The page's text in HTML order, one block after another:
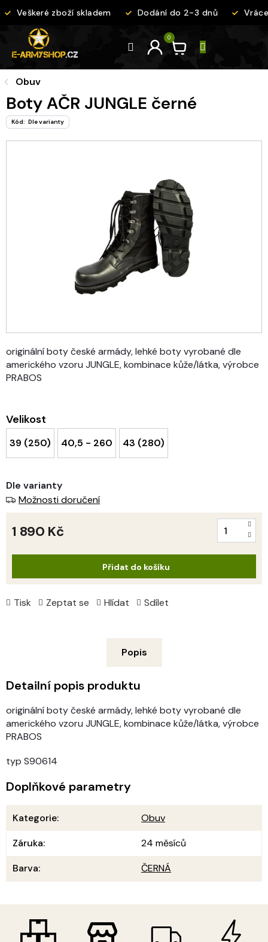
na
Veškeré zboží skladem Dodání do 2-3 dnů
Obuv
Boty AČR JUNGLE černé
Kód: Dle varianty
Velikost
39 (250) 40,5 - 260 43 (280)
originální boty české armády, lehké boty vyrobané dle
amerického vzoru JUNGLE, kombinace kůže/látka, výrobce
PRABOS
Tisk Zeptat se Hlídat Sdílet
Dle varianty
Možnosti doručení
1 890 Kč
Přidat do košíku
Popis
Detailní popis produktu
originální boty české armády, lehké boty vyrobané dle
amerického vzoru JUNGLE, kombinace kůže/látka, výrobce
PRABOS
typ S90614
Doplňkové parametry
Kategorie:
Obuv
Záruka:
24 měsíců
Barva: ČERNÁ